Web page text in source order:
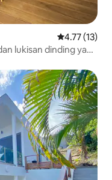
Penarafan
4.77 (13)
lukisan dinding yang